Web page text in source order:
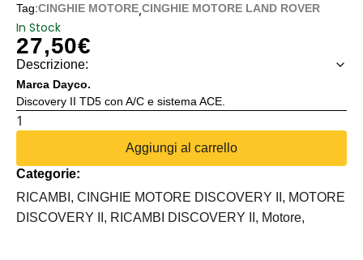
Tag:CINGHIE MOTORE,CINGHIE MOTORE LAND ROVER
In Stock
27,50€
Descrizione:
Marca Dayco.
Discovery II TD5 con A/C e sistema ACE.
CINGHIA
DISCOVERY
II
TD5
Aggiungi al carrello
Categorie:
RICAMBI, CINGHIE MOTORE DISCOVERY II, MOTORE
DISCOVERY II, RICAMBI DISCOVERY II, Motore,